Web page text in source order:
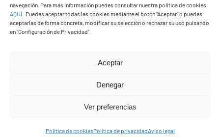
navegación. Para más información puedes consultar nuestra política de cookies
AQUÍ
Puedes aceptar todas las cookies mediante el botón “Aceptar” o puedes
aceptarlas de forma concreta, modificar su selección o rechazar su uso pulsando
en “Configuración de Privacidad”.
Aceptar
Denegar
Ver preferencias
Política de cookiesPolítica de privacidadAviso legal
Pza. de Los Remedios, 1
35570 – Yaiza
Tel:928 83 62 20
derechos reservads
Diseño web Solucionet.com&Cibernatural